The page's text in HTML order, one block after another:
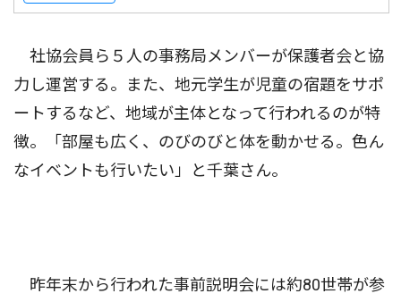
社協会員ら５人の事務局メンバーが保護者会と協
力し運営する。また、地元学生が児童の宿題をサポ
ートするなど、地域が主体となって行われるのが特
徴。「部屋も広く、のびのびと体を動かせる。色ん
なイベントも行いたい」と千葉さん。
昨年末から行われた事前説明会には約80世帯が参